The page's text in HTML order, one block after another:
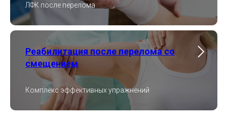
ЛФК после перелома
Реабилитация после перелома со
смещением
Комплекс эффективных упражнений